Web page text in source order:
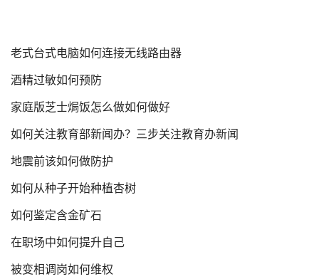
老式台式电脑如何连接无线路由器
酒精过敏如何预防
家庭版芝士焗饭怎么做如何做好
如何关注教育部新闻办？三步关注教育办新闻
地震前该如何做防护
如何从种子开始种植杏树
如何鉴定含金矿石
在职场中如何提升自己
被变相调岗如何维权